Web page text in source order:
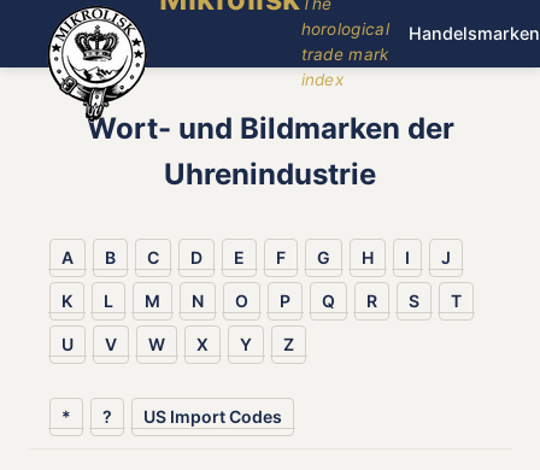
horological
trade mark
index
Handelsmarken
Wort- und Bildmarken der
Uhrenindustrie
A B C D E F G H I J
K L M N O P Q R S T
U V W X Y Z
* ? US Import Codes